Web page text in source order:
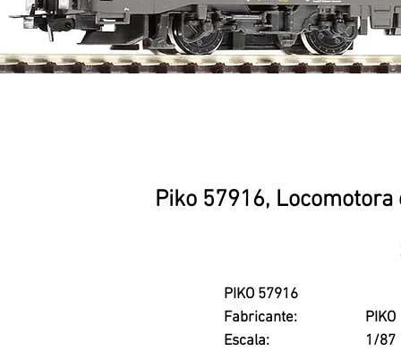
Piko 57916, Locomotora
PIKO 57916
Fabricante:
PIKO
Escala:
1/87